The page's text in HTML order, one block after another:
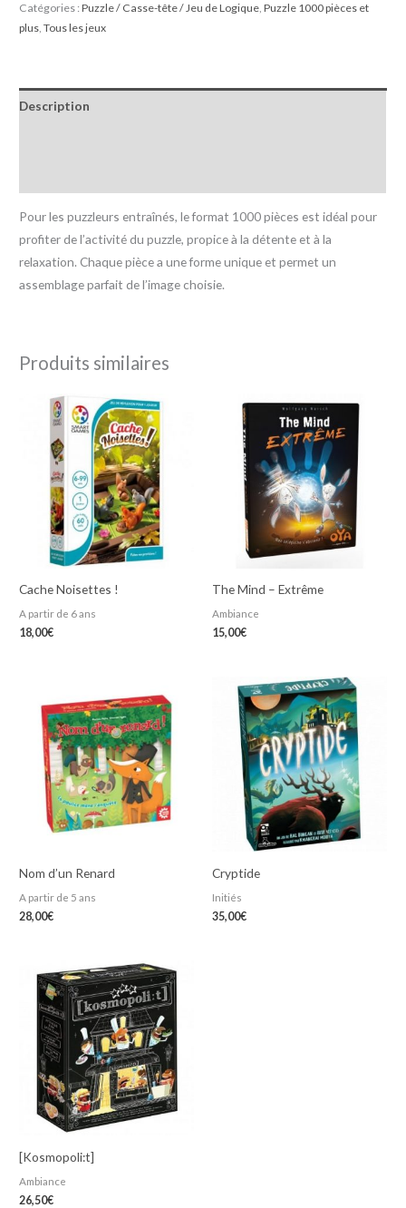
Catégories :Puzzle / Casse-tête / Jeu de Logique,Puzzle 1000 pièces et
plus,Tous les jeux
Description
Pour les puzzleurs entraînés, le format 1000 pièces est idéal pour
profiter de l’activité du puzzle, propice à la détente et à la
relaxation. Chaque pièce a une forme unique et permet un
assemblage parfait de l’image choisie.
Produits similaires
Cache Noisettes !
A partir de 6 ans
18,00€
The Mind – Extrême
Ambiance
15,00€
Nom d’un Renard
A partir de 5 ans
28,00€
Cryptide
Initiés
35,00€
[Kosmopoli:t]
Ambiance
26,50€